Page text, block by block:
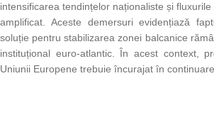
intensificarea tendințelor naționaliste și
amplificat. Aceste demersuri evidențiază
soluție pentru stabilizarea zonei balcanice
instituțional euro-atlantic. În acest context,
Uniunii Europene trebuie încurajat în